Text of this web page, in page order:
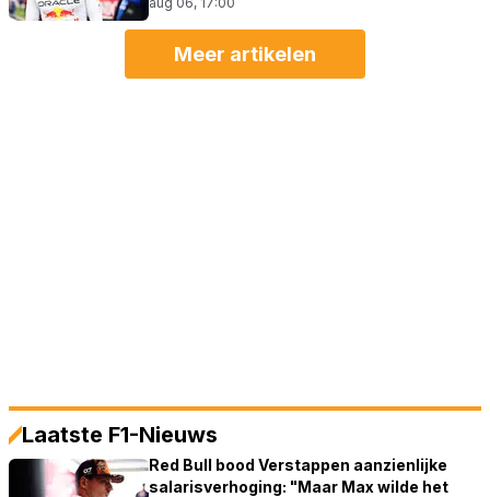
Meer artikelen
Laatste F1-Nieuws
Red Bull bood Verstappen aanzienlijke
salarisverhoging: "Maar Max wilde het